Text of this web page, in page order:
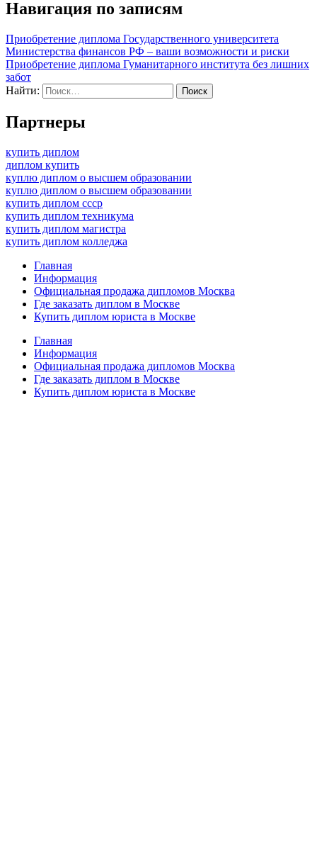
Навигация по записям
Приобретение диплома Государственного университета
Министерства финансов РФ – ваши возможности и риски
Приобретение диплома Гуманитарного института без лишних
забот
Найти:
Партнеры
купить диплом
диплом купить
куплю диплом о высшем образовании
куплю диплом о высшем образовании
купить диплом ссср
купить диплом техникума
купить диплом магистра
купить диплом колледжа
Главная
Информация
Официальная продажа дипломов Москва
Где заказать диплом в Москве
Купить диплом юриста в Москве
Главная
Информация
Официальная продажа дипломов Москва
Где заказать диплом в Москве
Купить диплом юриста в Москве